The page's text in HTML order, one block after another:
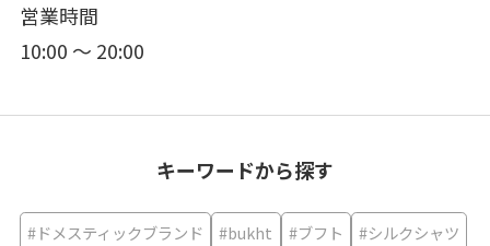
営業時間
10:00 ～ 20:00
キーワードから探す
#ドメスティックブランド #bukht #ブフト
#シルクシャツ